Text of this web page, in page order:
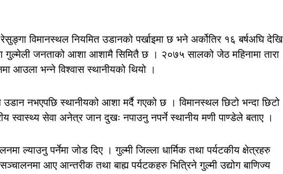
विमानस्थल नियमित उडानको पर्खाइमा छ भने अर्कोतिर १६ बर्षअघि देखि
गुल्मेली जनताको आशा आशामै सिमितै छ । २०७५ सालको जेठ महिनामा तारा
आउला भन्ने विश्वास स्थानीयको थियो ।
नभएपछि स्थानीयको आशा मर्दै गएको छ । विमानस्थल छिटो भन्दा छिटो
स्वास्थ्य सेवा अनेत्र जान दुखः नपाउनु नपर्ने स्थानीय मणी पाण्डेले बताए ।
ल्याउनु पर्नेमा जोड दिए । गुल्मी जिल्ला धार्मिक तथा पर्यटकीय क्षेत्रहरु
आए आन्तरीक तथा बाह्य पर्यटकहरु भित्रिने गुल्मी उद्योग बाणिज्य